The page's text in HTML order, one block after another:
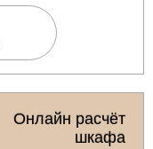
Онлайн расчёт
шкафа